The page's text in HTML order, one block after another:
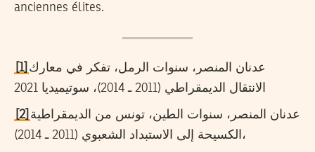
anciennes élites.
[1] عدنان المنصر، سنوات الرمل، تفكر في معارك
الانتقال الديمقراطي (2011 ـ 2014)، سوتيميديا 2021
[2] عدنان المنصر، سنوات الطين، تونس من الديمقراطية
الكسيحة إلى الاستبداد الشعبوي (2011 ـ 2014)،